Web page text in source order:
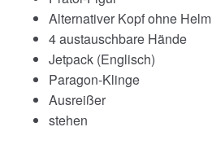
Alternativer Kopf ohne Helm
4 austauschbare Hände
Jetpack (Englisch)
Paragon-Klinge
Ausreißer
stehen